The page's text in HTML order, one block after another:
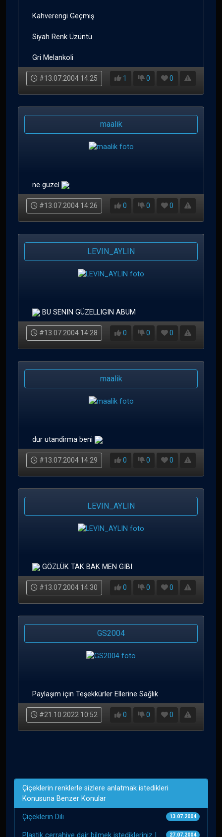
Kahverengi Geçmiş
Siyah Renk Üzüntü
Gri Melankoli
#13.07.2004 14:25 1 0 0
maalik
ne güzel
#13.07.2004 14:26 0 0 0
LEVIN_AYLIN
BU SENIN GÜZELLIGIN ABUM
#13.07.2004 14:28 0 0 0
maalik
dur utandirma beni
#13.07.2004 14:29 0 0 0
LEVIN_AYLIN
GÖZLÜK TAK BAK MEN GIBI
#13.07.2004 14:30 0 0 0
GS2004
Paylaşım için Teşekkürler Ellerine Sağlık
#21.10.2022 10:52 0 0 0
Çiçeklerin renklerle sizlere anlatmak istedikleri
Konusuna Benzer Konular
Çiçeklerin Dili 13.07.2004
Plastik cerrahiye dair bilmek istedikleriniz I 27.07.2004